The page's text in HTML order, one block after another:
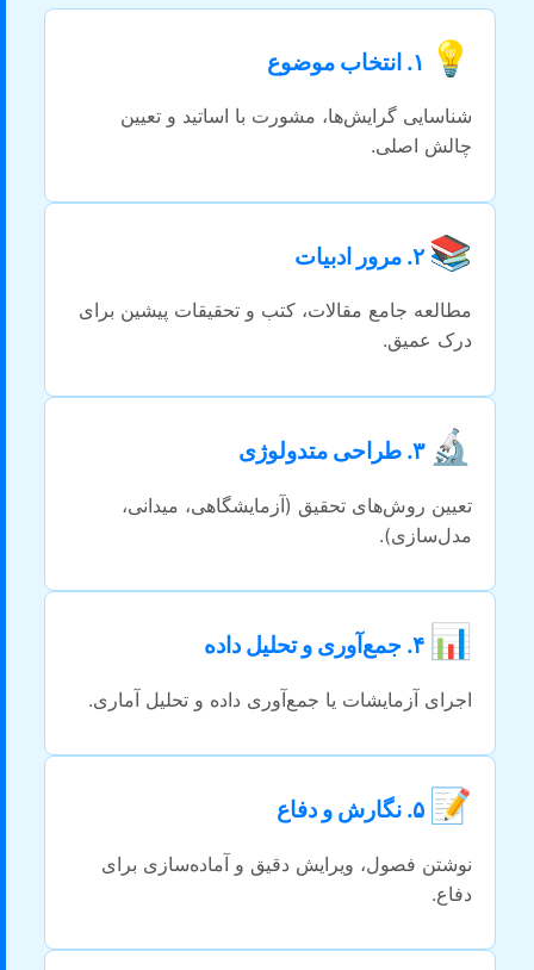
💡
شناسایی گرایش‌ها، مشورت با اساتید و تعیین
چالش اصلی.
📚 ۲. مرور ادبیات
مطالعه جامع مقالات، کتب و تحقیقات پیشین برای
درک عمیق.
🔬 ۳. طراحی متدولوژی
تعیین روش‌های تحقیق (آزمایشگاهی، میدانی،
مدل‌سازی).
📊 ۴. جمع‌آوری و تحلیل داده
اجرای آزمایشات یا جمع‌آوری داده و تحلیل آماری.
📝 ۵. نگارش و دفاع
نوشتن فصول، ویرایش دقیق و آماده‌سازی برای
دفاع.